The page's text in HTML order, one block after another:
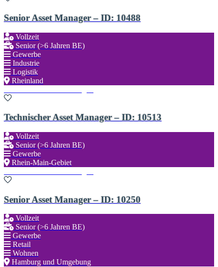
Senior Asset Manager – ID: 10488
Vollzeit
Senior (>6 Jahren BE)
Gewerbe
Industrie
Logistik
Rheinland
Technischer Asset Manager – ID: 10513
Vollzeit
Senior (>6 Jahren BE)
Gewerbe
Rhein-Main-Gebiet
Senior Asset Manager – ID: 10250
Vollzeit
Senior (>6 Jahren BE)
Gewerbe
Retail
Wohnen
Hamburg und Umgebung